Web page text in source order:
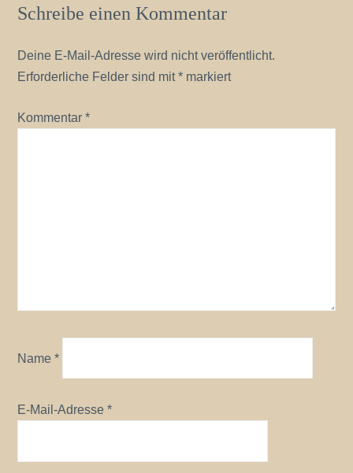
Schreibe einen Kommentar
Deine E-Mail-Adresse wird nicht veröffentlicht.
Erforderliche Felder sind mit* markiert
Kommentar*
Name*
E-Mail-Adresse*